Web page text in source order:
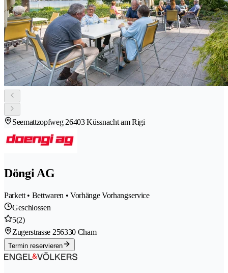
Seemattzopfweg 26403 Küssnacht am Rigi
Döngi AG
Parkett • Bettwaren • Vorhänge Vorhangservice
Geschlossen
5(2)
Zugerstrasse 256330 Cham
Termin reservieren